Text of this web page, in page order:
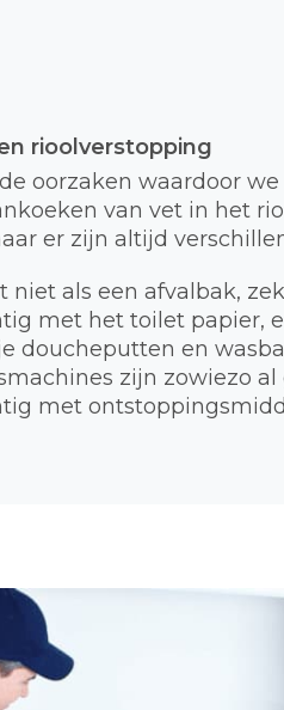
rioolverstopping
oorzaken waardoor
van vet in het
er zijn altijd
niet als een afvalbak,
met het toilet papier,
doucheputten en
zijn zowiezo al
met